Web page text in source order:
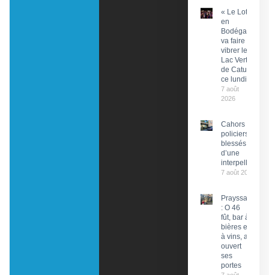
« Le Lot
en
Bodéga »
va faire
vibrer le
Lac Vert
de Catus
ce lundi
7 août
2026
Cahors : Des
policiers
blessés lors
d’une
interpellation
7 août 2026
Prayssac
: O 46
fût, bar à
bières et
à vins, a
ouvert
ses
portes